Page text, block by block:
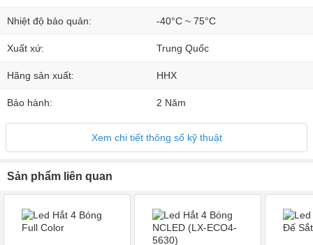
Nhiệt độ bảo quản: -40°C ~ 75°C
Xuất xứ: Trung Quốc
Hãng sản xuất: HHX
Bảo hành: 2 Năm
Xem chi tiết thông số kỹ thuật
Sản phẩm liên quan